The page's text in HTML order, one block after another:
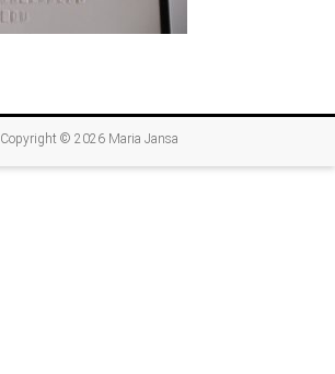
Copyright © 2026 Maria Jansa